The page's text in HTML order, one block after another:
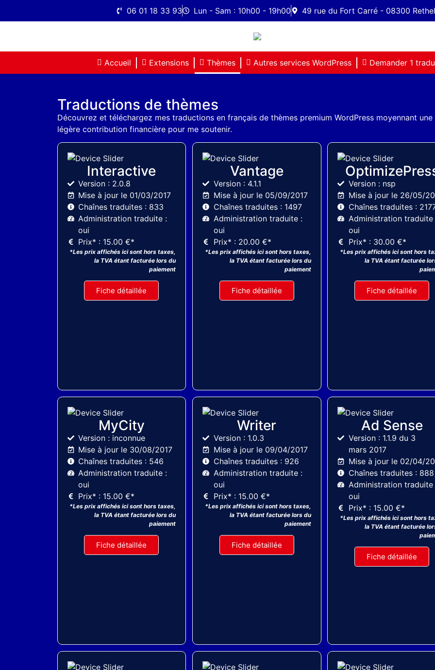
06 01 18 33 93 Lun - Sam : 10h00 - 19h00 49 rue du Fort Carré - 08300
Accueil Extensions Thèmes Autres services WordPress Demander 1
Traductions de thèmes
Découvrez et téléchargez mes traductions en français de thèmes premium WordPress moyennant une
légère contribution financière pour me soutenir.
Interactive
Version : 2.0.8
Mise à jour le 01/03/2017
Chaînes traduites : 833
Administration traduite :
oui
Prix* : 15.00 €*
*Les prix affichés ici sont hors taxes,
la TVA étant facturée lors du
paiement
Fiche détaillée
Vantage
Version : 4.1.1
Mise à jour le 05/09/2017
Chaînes traduites : 1497
Administration traduite :
oui
Prix* : 20.00 €*
*Les prix affichés ici sont hors taxes,
la TVA étant facturée lors du
paiement
Fiche détaillée
Version : nsp
Mise à jour le 26/05/
Chaînes traduites :
Administration traduite
oui
Prix* : 30.00 €*
*Les prix affichés ici sont hors
la TVA étant facturée
Fiche détaillée
MyCity
Version : inconnue
Mise à jour le 30/08/2017
Chaînes traduites : 546
Administration traduite :
oui
Prix* : 15.00 €*
*Les prix affichés ici sont hors taxes,
la TVA étant facturée lors du
paiement
Fiche détaillée
Writer
Version : 1.0.3
Mise à jour le 09/04/2017
Chaînes traduites : 926
Administration traduite :
oui
Prix* : 15.00 €*
*Les prix affichés ici sont hors taxes,
la TVA étant facturée lors du
paiement
Fiche détaillée
Ad Sense
Version : 1.1.9 du 3
mars 2017
Mise à jour le 02/04/
Chaînes traduites : 888
Administration traduite
oui
Prix* : 15.00 €*
*Les prix affichés ici sont hors
la TVA étant facturée
Fiche détaillée